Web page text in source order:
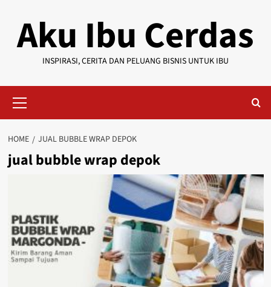
contentAku Ibu Cerdas
INSPIRASI, CERITA DAN PELUANG BISNIS UNTUK IBU
Menu
HOME JUAL BUBBLE WRAP DEPOK
jual bubble wrap depok